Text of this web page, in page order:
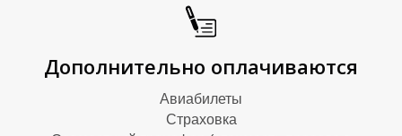
Дополнительно оплачиваются
Авиабилеты
Страховка